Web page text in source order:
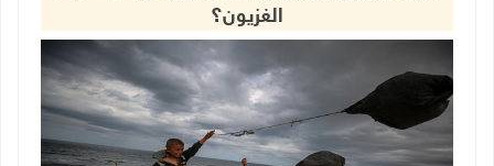
الغزيون؟